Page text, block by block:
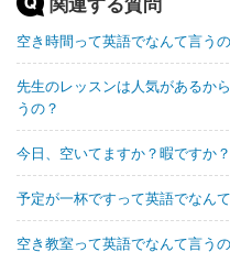
空き時間って英語でなんて言う
先生のレッスンは人気があるか
うの？
今日、空いてますか？暇ですか
予定が一杯ですって英語でなん
空き教室って英語でなんて言う